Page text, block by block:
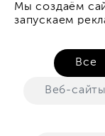
Мы создаём
запускаем
Веб-сайты
Все